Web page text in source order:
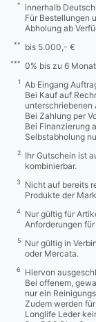
*
innerhalb
Für Bestellungen
Abholung ab
** bis 5.000,- €
*** 0% bis zu 6
1
Ab Eingang
Bei Kauf auf
unterschriebenen
Bei Zahlung per
Bei Finanzierung
Selbstabholung
2
Ihr Gutschein ist
kombinierbar.
3
Nicht auf bereits
Produkte der
4
Nur gültig für
Anforderungen
5
Nur gültig in
oder Mercata.
6
Hiervon
Bei offenem,
nur ein
Zudem werden
Longlife Leder